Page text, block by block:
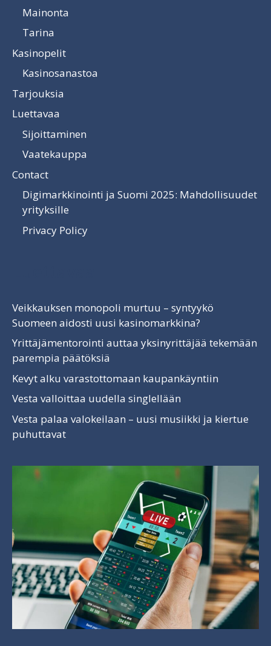
Mainonta
Tarina
Kasinopelit
Kasinosanastoa
Tarjouksia
Luettavaa
Sijoittaminen
Vaatekauppa
Contact
Digimarkkinointi ja Suomi 2025: Mahdollisuudet
yrityksille
Privacy Policy
Veikkauksen monopoli murtuu – syntyykö
Suomeen aidosti uusi kasinomarkkina?
Yrittäjämentorointi auttaa yksinyrittäjää tekemään
parempia päätöksiä
Kevyt alku varastottomaan kaupankäyntiin
Vesta valloittaa uudella singlellään
Vesta palaa valokeilaan – uusi musiikki ja kiertue
puhuttavat